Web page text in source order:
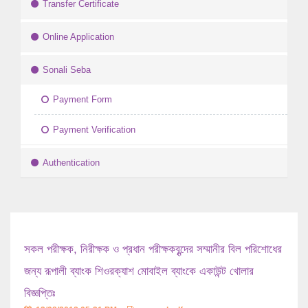
Transfer Certificate
Online Application
Sonali Seba
Payment Form
Payment Verification
Authentication
সকল পরীক্ষক, নিরীক্ষক ও প্রধান পরীক্ষকবৃন্দের সম্মানীর বিল পরিশোধের
জন্য রূপালী ব্যাংক শিওরক্যাশ মোবাইল ব্যাংকে একাউন্ট খোলার
বিজ্ঞপ্তিঃ